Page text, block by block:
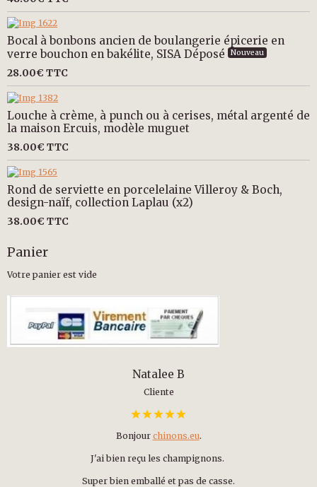
Bocal à bonbons ancien de boulangerie épicerie en
verre bouchon en bakélite, SISA Déposé
Nouveau
28.00€ TTC
Louche à crème, à punch ou à cerises, métal argenté de
la maison Ercuis, modèle muguet
38.00€ TTC
Rond de serviette en porcelelaine Villeroy & Boch,
design-naïf, collection Laplau (x2)
38.00€ TTC
Panier
Votre panier est vide
Natalee B
Cliente
Bonjour chinons.eu.
J'ai bien reçu les champignons.
Super bien emballé et pas de casse.